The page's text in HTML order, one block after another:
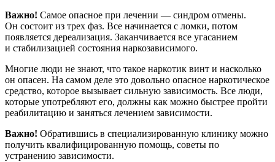
Важно! Самое опасное при лечении — синдром отмены.
Он состоит из трех фаз. Все начинается с ломки, потом
появляется дереализация. Заканчивается все угасанием
и стабилизацией состояния наркозависимого.
Многие люди не знают, что такое наркотик винт и насколько
он опасен. На самом деле это довольно опасное наркотическое
средство, которое вызывает сильную зависимость. Все люди,
которые употребляют его, должны как можно быстрее пройти
реабилитацию и заняться лечением зависимости.
Важно! Обратившись в специализированную клинику можно
получить квалифицированную помощь, советы по
устранению зависимости.